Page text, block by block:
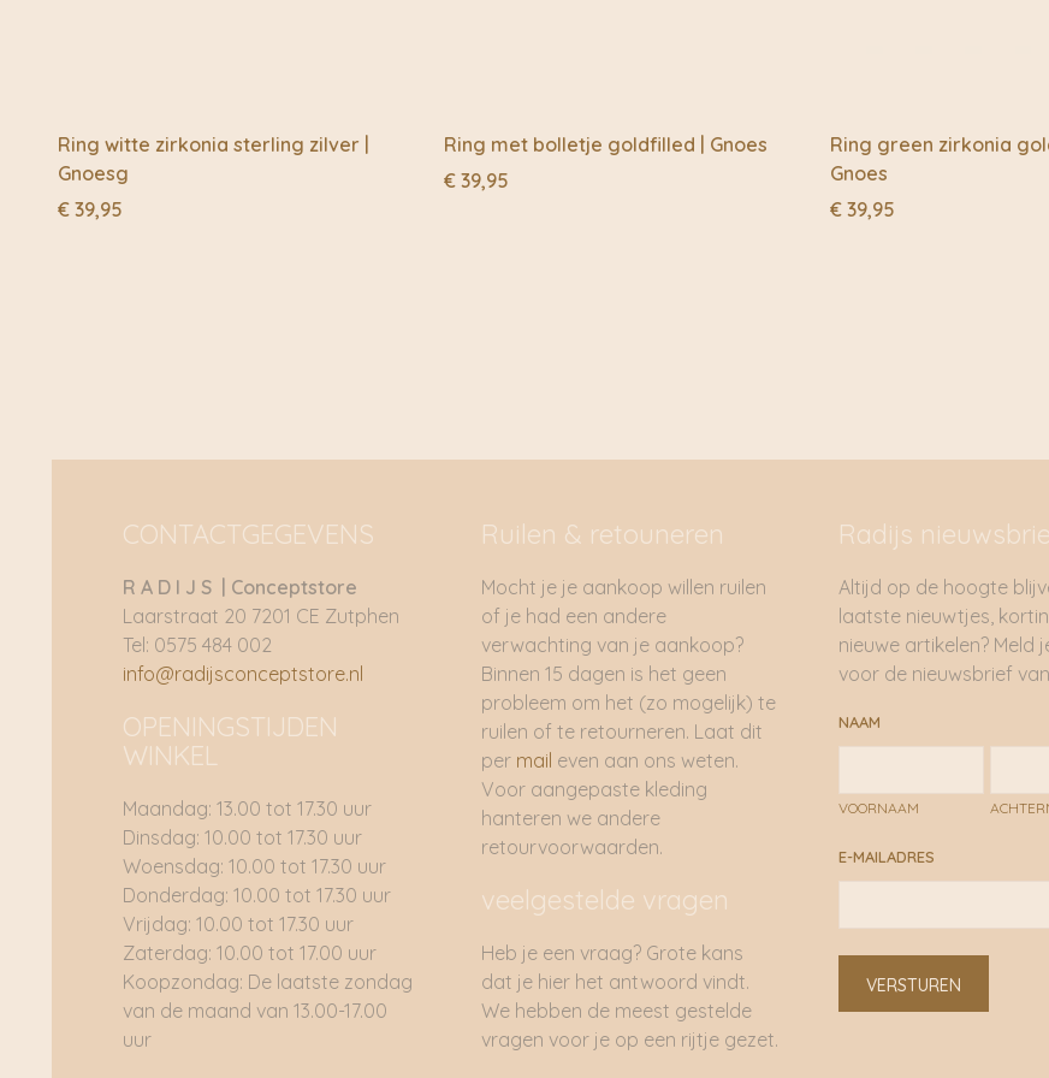
voorlopig luistert
Tja, en toen
Seemore was hun
Ring witte zirkonia sterling zilver |
Gnoesg
€ 39,95
Ring met bolletje goldfilled | Gnoes
€ 39,95
Ring green zirkonia
Gnoes
€ 39,95
CONTACTGEGEVENS
R A D I J S | Conceptstore
Laarstraat 20 7201 CE Zutphen
Tel: 0575 484 002
info@radijsconceptstore.nl
OPENINGSTIJDEN
WINKEL
Maandag: 13.00 tot 17.30 uur
Dinsdag: 10.00 tot 17.30 uur
Woensdag: 10.00 tot 17.30 uur
Donderdag: 10.00 tot 17.30 uur
Vrijdag: 10.00 tot 17.30 uur
Zaterdag: 10.00 tot 17.00 uur
Koopzondag: De laatste zondag
van de maand van 13.00-17.00
uur
Ruilen & retouneren
Mocht je je aankoop willen ruilen
of je had een andere
verwachting van je aankoop?
Binnen 15 dagen is het geen
probleem om het (zo mogelijk) te
ruilen of te retourneren. Laat dit
permail even aan ons weten.
Voor aangepaste kleding
hanteren we andere
retourvoorwaarden.
veelgestelde vragen
Heb je een vraag? Grote kans
dat je hier het antwoord vindt.
We hebben de meest gestelde
vragen voor je op een rijtje gezet.
Radijs
Altijd op de hoogte
laatste nieuwtjes,
nieuwe artikelen? Meld
voor de nieuwsbrief van
NAAM
VOORNAAM
E-MAILADRES
VERSTUREN